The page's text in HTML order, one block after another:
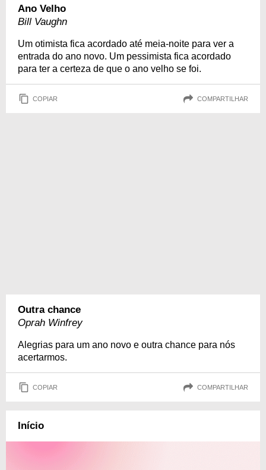
Ano Velho
Bill Vaughn
Um otimista fica acordado até meia-noite para ver a
entrada do ano novo. Um pessimista fica acordado
para ter a certeza de que o ano velho se foi.
COPIAR COMPARTILHAR
Outra chance
Oprah Winfrey
Alegrias para um ano novo e outra chance para nós
acertarmos.
COPIAR COMPARTILHAR
Início